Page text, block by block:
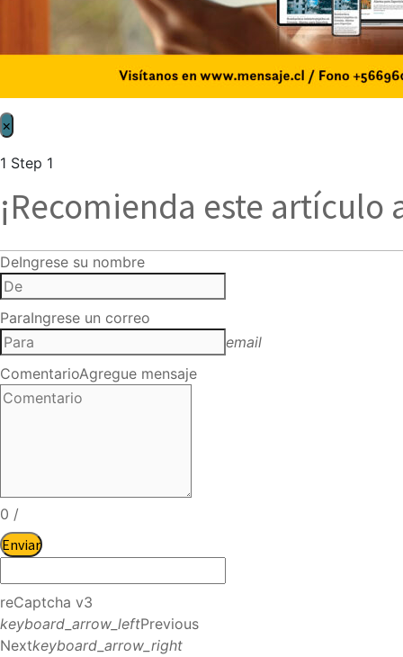
×
1 Step 1
¡Recomienda este artículo
DeIngrese su nombre
ParaIngrese un correo
email
ComentarioAgregue mensaje
0 /
Enviar
reCaptcha v3
keyboard_arrow_leftPrevious
Nextkeyboard_arrow_right